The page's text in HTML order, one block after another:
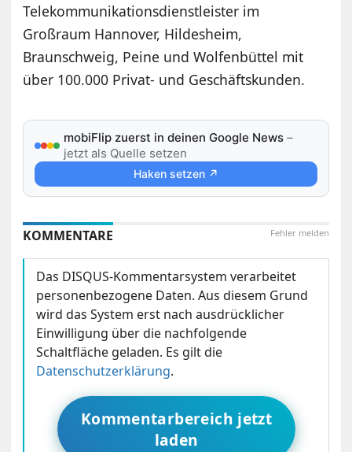
Telekommunikationsdienstleister im
Großraum Hannover, Hildesheim,
Braunschweig, Peine und Wolfenbüttel mit
über 100.000 Privat- und Geschäftskunden.
mobiFlip zuerst in deinen Google News –
jetzt als Quelle setzen
Haken setzen ↗
Fehler melden
KOMMENTARE
Das DISQUS-Kommentarsystem verarbeitet
personenbezogene Daten. Aus diesem Grund
wird das System erst nach ausdrücklicher
Einwilligung über die nachfolgende
Schaltfläche geladen. Es gilt die
Datenschutzerklärung.
Kommentarbereich jetzt
laden